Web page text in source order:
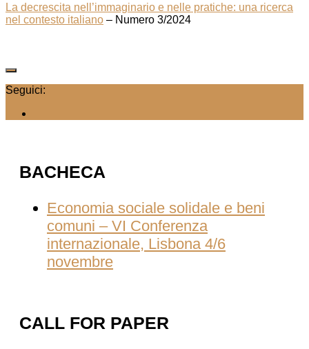
La decrescita nell’immaginario e nelle pratiche: una ricerca
nel contesto italiano – Numero 3/2024
Seguici:
BACHECA
Economia sociale solidale e beni
comuni – VI Conferenza
internazionale, Lisbona 4/6
novembre
CALL FOR PAPER